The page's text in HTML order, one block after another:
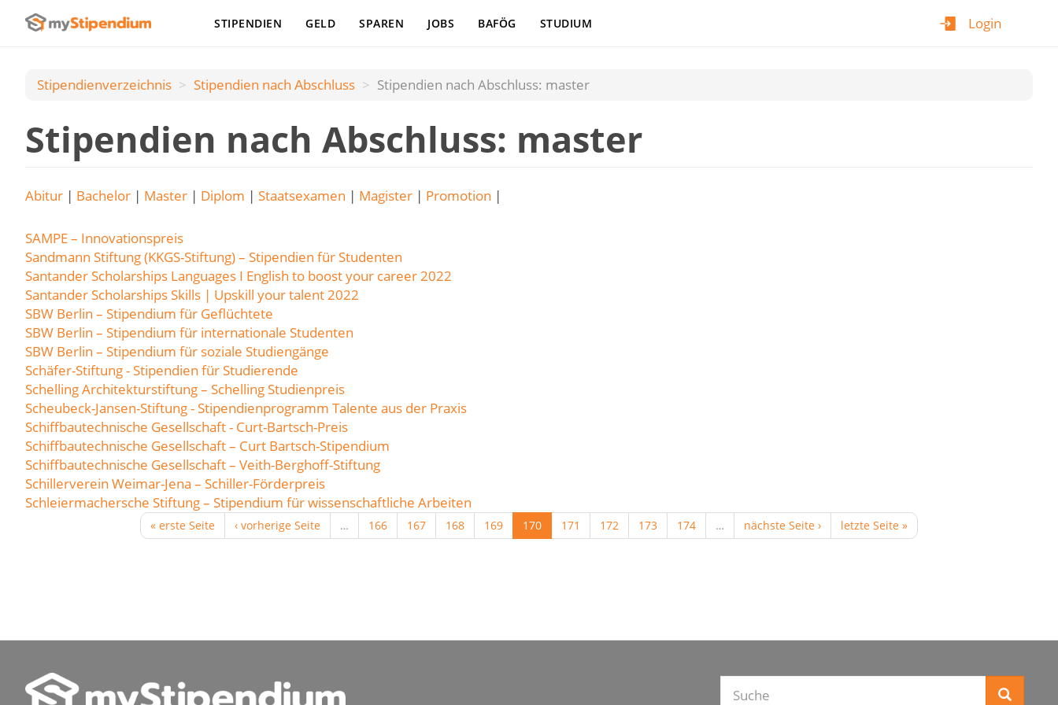
Login
STIPENDIEN GELD SPAREN JOBS BAFÖG STUDIUM
Stipendienverzeichnis Stipendien nach Аbschluss Stipendien nach Abschluss: master
Stipendien nach Abschluss: master
Abitur | Bachelor | Master | Diplom | Staatsexamen | Magister | Promotion |
SAMPE – Innovationspreis
Sandmann Stiftung (KKGS-Stiftung) – Stipendien für Studenten
Santander Scholarships Languages I English to boost your career 2022
Santander Scholarships Skills | Upskill your talent 2022
SBW Berlin – Stipendium für Geflüchtete
SBW Berlin – Stipendium für internationale Studenten
SBW Berlin – Stipendium für soziale Studiengänge
Schäfer-Stiftung - Stipendien für Studierende
Schelling Architekturstiftung – Schelling Studienpreis
Scheubeck-Jansen-Stiftung - Stipendienprogramm Talente aus der Praxis
Schiffbautechnische Gesellschaft - Curt-Bartsch-Preis
Schiffbautechnische Gesellschaft – Curt Bartsch-Stipendium
Schiffbautechnische Gesellschaft – Veith-Berghoff-Stiftung
Schillerverein Weimar-Jena – Schiller-Förderpreis
Schleiermachersche Stiftung – Stipendium für wissenschaftliche Arbeiten
« erste Seite ‹ vorherige Seite … 166 167 168 169 170 171 172 173 174 … nächste Seite › letzte Seite »